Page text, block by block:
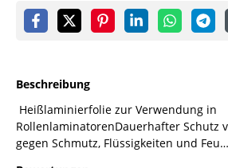
Beschreibung
Heißlaminierfolie zur Verwendung in
RollenlaminatorenDauerhafter Schutz
gegen Schmutz, Flüssigkeiten und Feu…